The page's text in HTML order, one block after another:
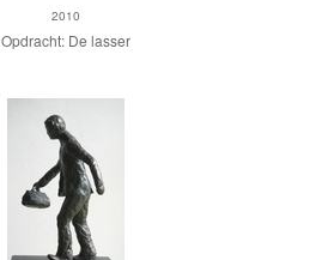
2010
Opdracht: De lasser